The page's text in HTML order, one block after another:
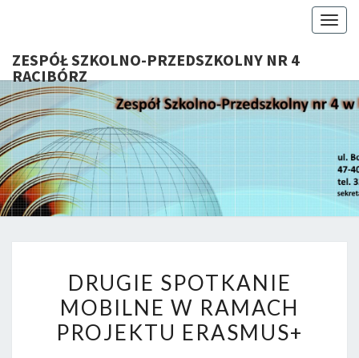
ZESPÓŁ SZKOLNO-PRZEDSZKOLNY NR 4
RACIBÓRZ
Serdecznie
Witamy Na
Stronie
Internetowej
ZSP Nr 4 W
Raciborzu
SPOTKANIE
MOBILNE
W
DRUGIE SPOTKANIE
MOBILNE W RAMACH
PROJEKTU ERASMUS+